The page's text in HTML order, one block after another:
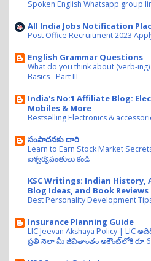
Spoken English Whatsapp group
All India Jobs Notification
Post Office Recruitment 2023
English Grammar Questions
What do you think about (verb-
Basics - Part III
India's No:1 Affiliate Blog:
Mobiles & More
Bestselling Electronics &
సంపాదనకు దారి
Learn to Earn Stock Market
ఐశ్వర్యవంతులు కండి
KSC Writings: Indian History,
Blog Ideas, and Book Reviews
Best Personality Development
Insurance Planning Guide
LIC Jeevan Akshaya Policy |
ప్రతి నెలా మీ జీవితాంతం అకౌంట్‌లోకి రూ.6